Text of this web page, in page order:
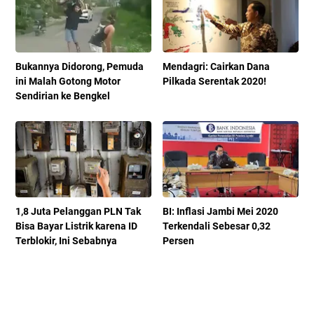
Bukannya Didorong, Pemuda
ini Malah Gotong Motor
Sendirian ke Bengkel
Mendagri: Cairkan Dana
Pilkada Serentak 2020!
1,8 Juta Pelanggan PLN Tak
Bisa Bayar Listrik karena ID
Terblokir, Ini Sebabnya
BI: Inflasi Jambi Mei 2020
Terkendali Sebesar 0,32
Persen